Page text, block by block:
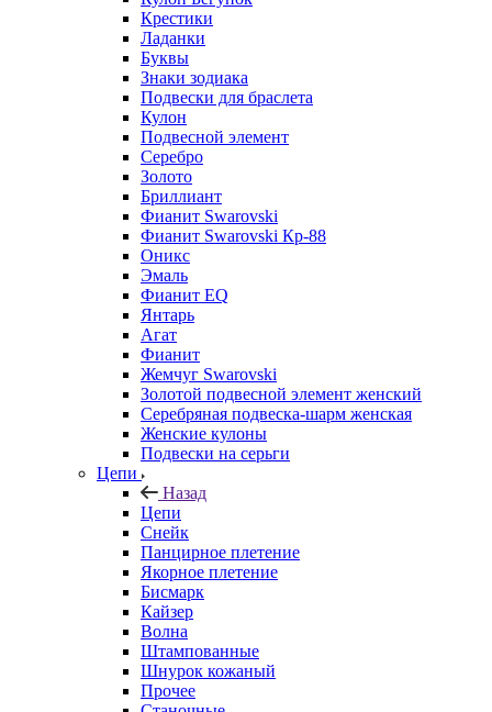
Крестики
Ладанки
Буквы
Знаки зодиака
Подвески для браслета
Кулон
Подвесной элемент
Серебро
Золото
Бриллиант
Фианит Swarovski
Фианит Swarovski Кр-88
Оникс
Эмаль
Фианит EQ
Янтарь
Агат
Фианит
Жемчуг Swarovski
Золотой подвесной элемент женcкий
Серебряная подвеска-шарм женская
Женские кулоны
Подвески на серьги
Цепи
Назад
Цепи
Снейк
Панцирное плетение
Якорное плетение
Бисмарк
Кайзер
Волна
Штампованные
Шнурок кожаный
Прочее